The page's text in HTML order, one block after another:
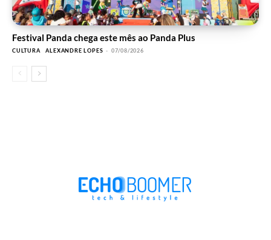
Festival Panda chega este mês ao Panda Plus
CULTURA ALEXANDRE LOPES - 07/08/2026